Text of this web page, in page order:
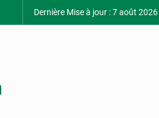
Dernière Mise à jour : 7 août